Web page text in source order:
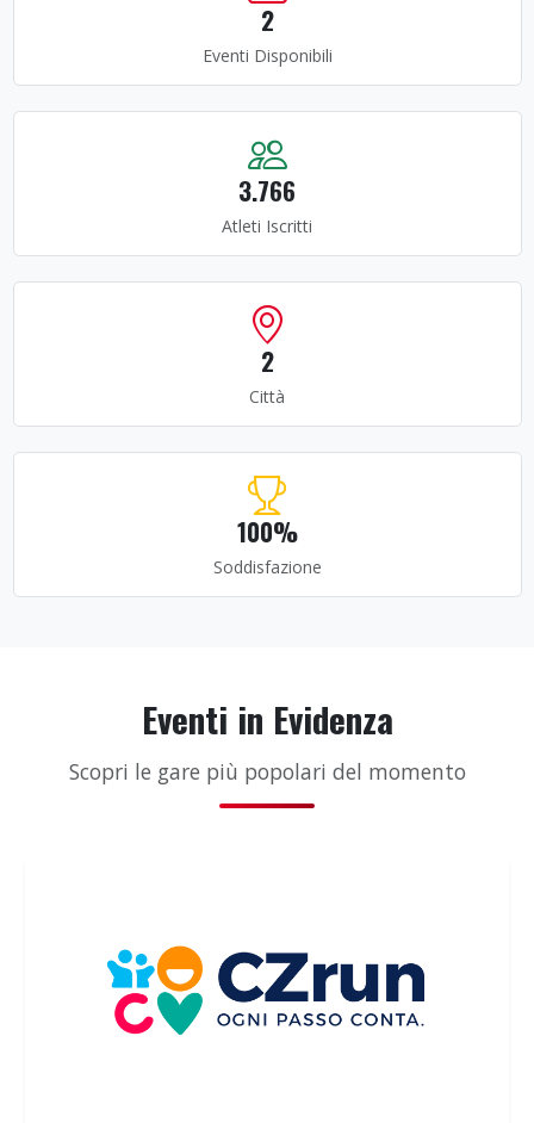
2
Eventi Disponibili
3.766
Atleti Iscritti
2
Città
100%
Soddisfazione
Eventi in Evidenza
Scopri le gare più popolari del momento